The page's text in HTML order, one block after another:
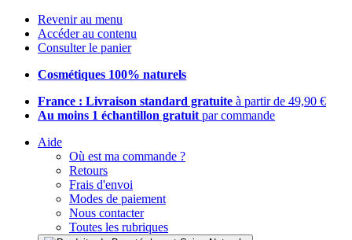
Revenir au menu
Accéder au contenu
Consulter le panier
Cosmétiques 100% naturels
France : Livraison standard gratuite à partir de 49,90 €
Au moins 1 échantillon gratuit par commande
Aide
Où est ma commande ?
Retours
Frais d'envoi
Modes de paiement
Nous contacter
Toutes les rubriques